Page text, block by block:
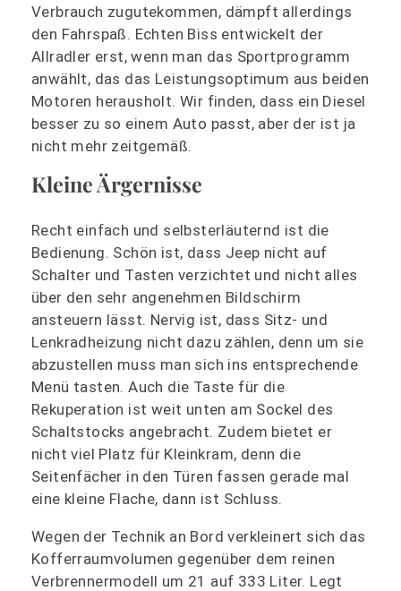
Verbrauch zugutekommen, dämpft allerdings
den Fahrspaß. Echten Biss entwickelt der
Allradler erst, wenn man das Sportprogramm
anwählt, das das Leistungsoptimum aus beiden
Motoren herausholt. Wir finden, dass ein Diesel
besser zu so einem Auto passt, aber der ist ja
nicht mehr zeitgemäß.
Kleine Ärgernisse
Recht einfach und selbsterläuternd ist die
Bedienung. Schön ist, dass Jeep nicht auf
Schalter und Tasten verzichtet und nicht alles
über den sehr angenehmen Bildschirm
ansteuern lässt. Nervig ist, dass Sitz- und
Lenkradheizung nicht dazu zählen, denn um sie
abzustellen muss man sich ins entsprechende
Menü tasten. Auch die Taste für die
Rekuperation ist weit unten am Sockel des
Schaltstocks angebracht. Zudem bietet er
nicht viel Platz für Kleinkram, denn die
Seitenfächer in den Türen fassen gerade mal
eine kleine Flache, dann ist Schluss.
Wegen der Technik an Bord verkleinert sich das
Kofferraumvolumen gegenüber dem reinen
Verbrennermodell um 21 auf 333 Liter. Legt